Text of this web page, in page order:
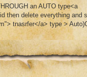
an AUTO type<a
then delete everything and
tnasrfer</a> type >